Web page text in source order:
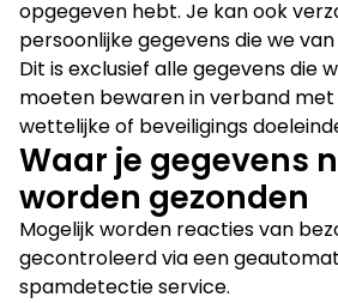
opgegeven hebt. Je kan ook
persoonlijke gegevens die we
Dit is exclusief alle gegevens die
moeten bewaren in verband
wettelijke of beveiligings
Waar je gegevens
worden gezonden
Mogelijk worden reacties van
gecontroleerd via een
spamdetectie service.